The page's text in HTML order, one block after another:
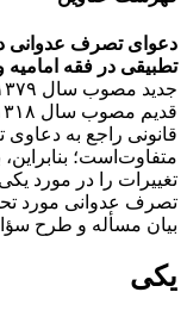
دعوای تصرف عدوانی
تطبیقی در فقه
قانونی راجع به
متفاوت‌است؛
تغییرات را در مورد
تصرف عدوانی مورد
بیان مسأله و طرح
یکی